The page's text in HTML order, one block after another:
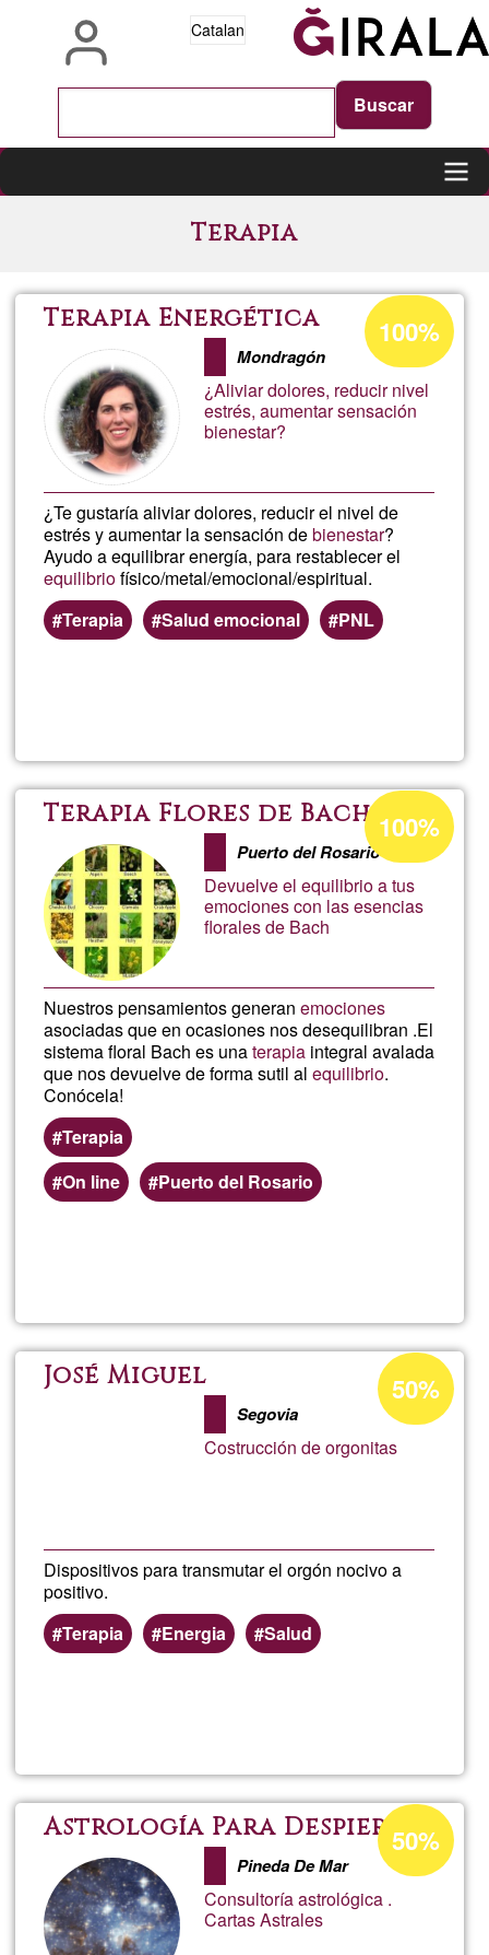
Catalan
Terapia
Terapia Energética
Mondragón
¿Aliviar dolores, reducir nivel
estrés, aumentar sensación
bienestar?
¿Te gustaría aliviar dolores, reducir el nivel de
estrés y aumentar la sensación debienestar?
Ayudo a equilibrar energía, para restablecer el
equilibriofísico/metal/emocional/espiritual.
Terapia
Salud emocional PNL
Percentatge
d'acceptació
de
G1
100%
Terapia Flores de Bach
Puerto del Rosario
Devuelve el equilibrio a tus
emociones con las esencias
florales de Bach
Nuestros pensamientos generanemociones
asociadas que en ocasiones nos desequilibran .El
sistema floral Bach es unaterapia integral avalada
que nos devuelve de forma sutil alequilibrio.
Conócela!
Terapia
On line
Puerto del Rosario
Percentatge
d'acceptació
de
G1
100%
de
José Miguel
Segovia
Costrucción de orgonitas
Dispositivos para transmutar el orgón nocivo a
positivo.
Terapia
Energia Salud
Percentatge
d'acceptació
de
G1
50%
Astrología Para Despiertos
Pineda De Mar
Consultoría astrológica .
Cartas Astrales
Percentatge
d'acceptació
de
G1
50%